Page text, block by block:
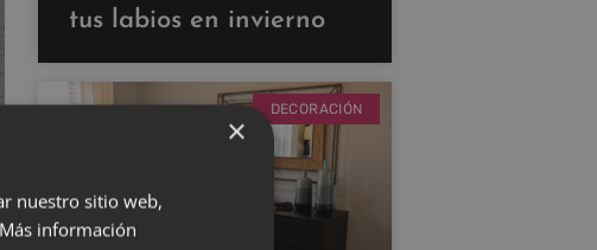
tus labios en invierno
DECORACIÓN
×
nuestro sitio web,
Más información